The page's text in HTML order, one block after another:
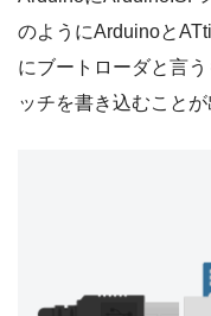
のようにArduinoと
にブートローダと言
ッチを書き込むことが